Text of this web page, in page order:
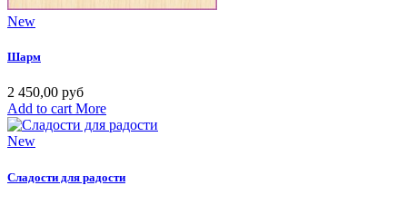
New
Шарм
2 450,00 руб
Add to cart More
New
Сладости для радости